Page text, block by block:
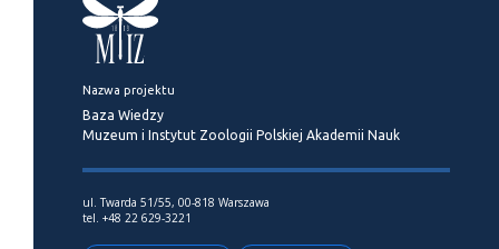
Nazwa projektu
Baza Wiedzy
Muzeum i Instytut Zoologii Polskiej Akademii Nauk
ul. Twarda 51/55, 00-818 Warszawa
tel. +48 22 629-3221